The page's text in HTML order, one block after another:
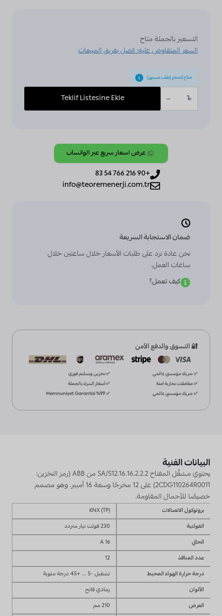
التسعير بالجملة متاح
السعر المتفاوض عليه: اتصل بفريق المبيعات
متاح للحجز (طلب مسبق)
كمية
ABB,
KNX,
[SA/S12.16.2.2],
Teklif Listesine Ekle
عرض أسعار سريع عبر الواتساب
+90 216 766 54 83
info@teoremenerji.com.tr
ضمان الاستجابة السريعة
نحن عادة نرد على طلبات الأسعار خلال ساعتين خلال
ساعات العمل.
كيف تعمل؟
🔐 التسوق والدفع الآمن
✅ شريك مؤسسي عالمي
✅ تخزين وتسليم فوري
✅ معاملات تجارية آمنة
✅ أسعار الشراء بالجملة
✅ شريك مؤسسي عالمي
✅ %99 Memnuniyet Garantisi
البيانات الفنية
يحتوي مشغِّل المفتاح SA/S12.16.16.2.2.2 من ABB (رمز التخزين:
2CDG110264R0011) على 12 مخرجًا وسعة 16 أمبير. وهو مصمم
خصيصًا للأحمال المقاومة.
بروتوكول الاتصالات
KNX (TP)
الفولتية
230 فولت تيار متردد
الحالي
16 A
عدد المنافذ
12
درجة حرارة الهواء المحيط
تشغيل -5 ... +45 درجة مئوية
الألوان
رمادي فاتح
العرض
210 مم